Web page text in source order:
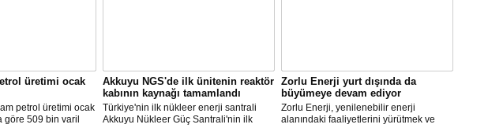
üretimi ocak
petrol üretimi ocak
göre 509 bin varil
Akkuyu NGS'de ilk ünitenin reaktör
kabının kaynağı tamamlandı
Türkiye'nin ilk nükleer enerji santrali
Akkuyu Nükleer Güç Santrali'nin ilk
Zorlu Enerji yurt dışında da
büyümeye devam ediyor
Zorlu Enerji, yenilenebilir enerji
alanındaki faaliyetlerini yürütmek ve